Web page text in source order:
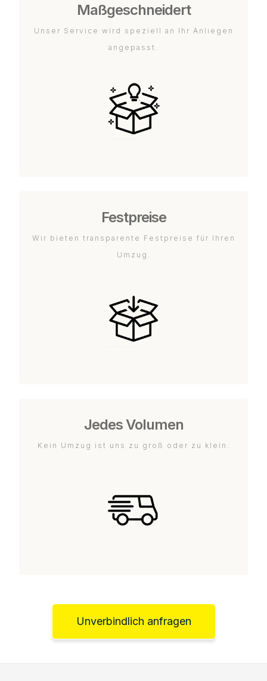
Maßgeschneidert
Unser Service wird speziell an Ihr Anliegen
angepasst.
Festpreise
Wir bieten transparente Festpreise für Ihren
Umzug.
Jedes Volumen
Kein Umzug ist uns zu groß oder zu klein.
Unverbindlich anfragen